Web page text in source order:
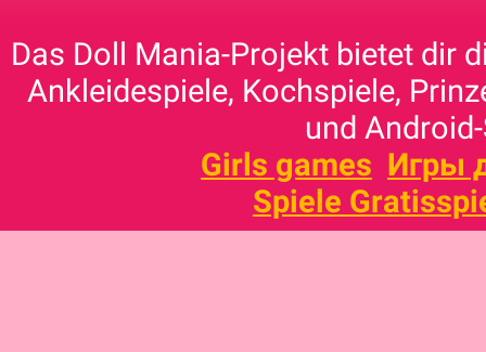
Das Doll Mania-Projekt bietet dir
Ankleidespiele, Kochspiele,
und
Girls games Игры
Spiele